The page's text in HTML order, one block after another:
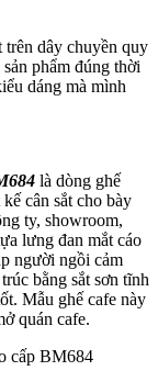
trên dây chuyền quy
phẩm đúng thời
dáng mà mình
là dòng ghế
cân sắt cho bày
ty, showroom,
lưng đan mắt cáo
người ngồi cảm
bằng sắt sơn tĩnh
Mẫu ghế cafe này
quán cafe.